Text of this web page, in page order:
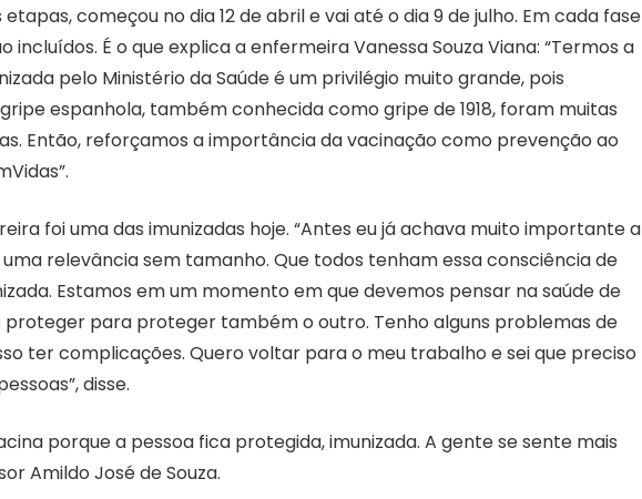
começou no dia 12 de abril e vai até o dia 9 de julho. Em cada fase
incluídos. É o que explica a enfermeira Vanessa Souza Viana: “Termos a
pelo Ministério da Saúde é um privilégio muito grande, pois
espanhola, também conhecida como gripe de 1918, foram muitas
Então, reforçamos a importância da vacinação como prevenção ao
foi uma das imunizadas hoje. “Antes eu já achava muito importante a
relevância sem tamanho. Que todos tenham essa consciência de
Estamos em um momento em que devemos pensar na saúde de
proteger para proteger também o outro. Tenho alguns problemas de
ter complicações. Quero voltar para o meu trabalho e sei que preciso
disse.
porque a pessoa fica protegida, imunizada. A gente se sente mais
Amildo José de Souza.